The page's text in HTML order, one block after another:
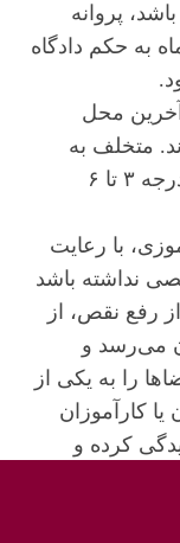
پروانه
به حکم دادگاه
آخرین محل
متخلف به
ترتیب تکرار به مجازات‌های انتظامی درجه ۳ تا ۶
با رعایت
نداشته باشد
رفع نقص، از
می‌رسد و
را به یکی از
یا کارآموزان
کرده و
صورت قبول